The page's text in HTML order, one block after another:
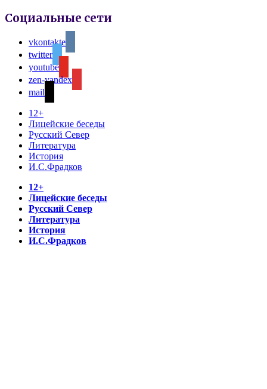
Социальные сети
vkontakte
twitter
youtube
zen-yandex
mail
12+
Лицейские беседы
Русский Север
Литература
История
И.С.Фрадков
12+
Лицейские беседы
Русский Север
Литература
История
И.С.Фрадков